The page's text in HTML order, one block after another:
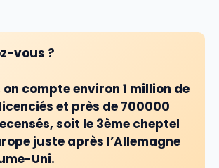
vous ?
on compte environ 1 million de
et près de 700000
soit le 3ème cheptel
juste après l’Allemagne
Uni.